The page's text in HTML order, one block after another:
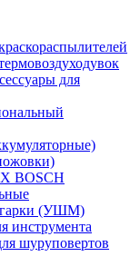
для
BOSCH
(УШМ)
инструмента
шуруповертов